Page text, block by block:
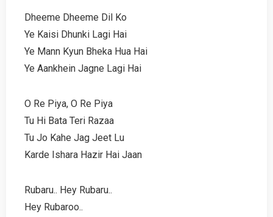
Dheeme Dheeme Dil Ko
Ye Kaisi Dhunki Lagi Hai
Ye Mann Kyun Bheka Hua Hai
Ye Aankhein Jagne Lagi Hai
O Re Piya, O Re Piya
Tu Hi Bata Teri Razaa
Tu Jo Kahe Jag Jeet Lu
Karde Ishara Hazir Hai Jaan
Rubaru.. Hey Rubaru..
Hey Rubaroo..